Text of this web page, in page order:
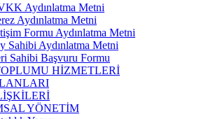
Aydınlatma Metni
Aydınlatma Metni
Formu Aydınlatma Metni
Sahibi Aydınlatma Metni
Sahibi Başvuru Formu
HİZMETLERİ
YÖNETİM